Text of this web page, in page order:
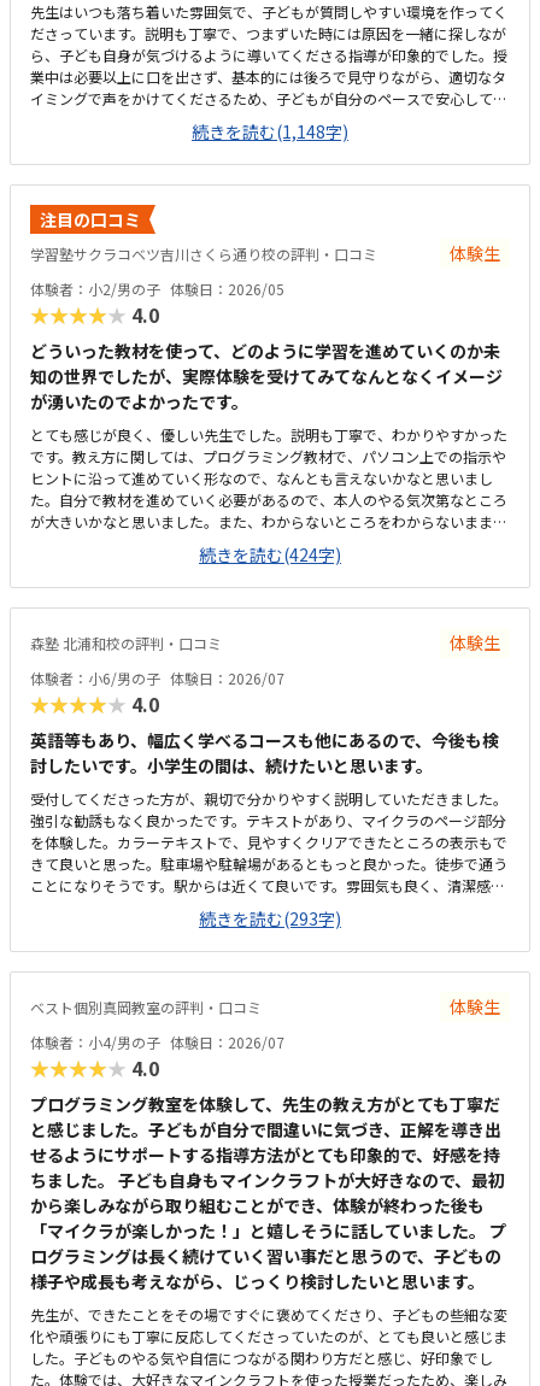
先生はいつも落ち着いた雰囲気で、子どもが質問しやすい環境を作ってく
ださっています。説明も丁寧で、つまずいた時には原因を一緒に探しなが
ら、子ども自身が気づけるように導いてくださる指導が印象的でした。授
業中は必要以上に口を出さず、基本的には後ろで見守りながら、適切なタ
イミングで声をかけてくださるため、子どもが自分のペースで安心して取
り組めています。カリキュラムの細かな内容まではまだ把握しきれていま
せんが、教室独自の進捗シートがとても分かりやすく作られており、「今
日はどこまで進んだか」が一目で確認できる仕組みになっています。子ど
も自身も「今日はここまで進んだよ」と嬉しそうに教えてくれるので、学
習の見える化がしっかりできていると感じます。さらに、各ステップの先
には「このあたりでどの検定レベルを目指せるか」といった目安も書かれ
ており、今どの段階にいて、どこに向かっているのかが親にも分かりやす
がありましたが、このシートのおかげで成長の道筋が具体的にイメージで
き、安心して通わせることができています。教室までは車で10分ほどかか
周辺は大通りで交通量が多く、路上での一時的な乗り降りが難しいため、
毎回専用駐車場に入れる必要があります。少し手間には感じますが、安全
面を考えると仕方がない部分でもあり、安心して送り迎えができる環境だ
と思っています。教室内は全体的にきれいに整っており、落ち着いた雰囲
気で学べる環境だと感じました。設備もきちんと手入れされていて、パソ
コンや机まわりも清潔に保たれているため、子どもが安心して集中できる
空間になっています。初めてのプログラミング学習でも不安なく取り組め
る環境が整っている点は、とても良い印象でした。教室の割引制度がある
ことで助かってはいますが、正規料金だけを見るとやはり高いと感じてい
ます。今は割引があるから続けられていますが、もしこの制度がなくなっ
ると景品と交換できる仕組みになっているため、子どもも毎回楽しみにし
ともなく、安心して続けられています。上記でお話したとおり、教室の雰
囲気や指導の進め方、独自の取り組みなど、総合的に満足しています。子
今後もこのまま安心して続けられればと思っています。
続きを読む(1,148字)
注目の口コミ
学習塾サクラコベツ吉川さくら通り校の評判・口コミ 体験生
体験者：小2/男の子 体験日：2026/05
★★★★★ 4.0
どういった教材を使って、どのように学習を進めていくのか未
知の世界でしたが、実際体験を受けてみてなんとなくイメージ
が湧いたのでよかったです。
とても感じが良く、優しい先生でした。説明も丁寧で、わかりやすかった
です。教え方に関しては、プログラミング教材で、パソコン上での指示や
ヒントに沿って進めていく形なので、なんとも言えないかなと思いまし
た。自分で教材を進めていく必要があるので、本人のやる気次第なところ
が大きいかなと思いました。また、わからないところをわからないまま適
当に進めず、きちんと質問し、確認しながらできるかどうかが懸念点で
す。家から近く、徒歩で子ども1人でも通わせることができそうなので、
そこは魅力的だなと思いました。こじんまりとした教室ですが、机や椅子
は綺麗でした。余計なものが置かれていないので勉強に集中できそうな環
ソコンとその中にある教材を使用するため、高くなってしまうのは仕方な
いかなとも思います。マイクラが使われているということで子どもが興味
を持っていました。遊び感覚で学んでいけるのは良いと思います。
続きを読む(424字)
森塾 北浦和校の評判・口コミ 体験生
体験者：小6/男の子 体験日：2026/07
★★★★★ 4.0
英語等もあり、幅広く学べるコースも他にあるので、今後も検
討したいです。小学生の間は、続けたいと思います。
受付してくださった方が、親切で分かりやすく説明していただきました。
強引な勧誘もなく良かったです。テキストがあり、マイクラのページ部分
を体験した。カラーテキストで、見やすくクリアできたところの表示もで
きて良いと思った。駐車場や駐輪場があるともっと良かった。徒歩で通う
ことになりそうです。駅からは近くて良いです。雰囲気も良く、清潔感も
あった。部屋が区切られていて、個人スペースも確保されていて良かっ
た。基本料金以外に、追加料金があまり無さそうで良かった。できれば、
毎月1万以内で通いたいです。子供に熱心に話しかけてくださったり、褒
めてくださって、子供が頑張ろうという気持ちになれて良かった。
続きを読む(293字)
ベスト個別真岡教室の評判・口コミ 体験生
体験者：小4/男の子 体験日：2026/07
★★★★★ 4.0
プログラミング教室を体験して、先生の教え方がとても丁寧だ
と感じました。子どもが自分で間違いに気づき、正解を導き出
せるようにサポートする指導方法がとても印象的で、好感を持
ちました。 子ども自身もマインクラフトが大好きなので、最初
から楽しみながら取り組むことができ、体験が終わった後も
「マイクラが楽しかった！」と嬉しそうに話していました。 プ
ログラミングは長く続けていく習い事だと思うので、子どもの
様子や成長も考えながら、じっくり検討したいと思います。
先生が、できたことをその場ですぐに褒めてくださり、子どもの些細な変
化や頑張りにも丁寧に反応してくださっていたのが、とても良いと感じま
した。子どものやる気や自信につながる関わり方だと感じ、好印象でし
た。体験では、大好きなマインクラフトを使った授業だったため、楽しみ